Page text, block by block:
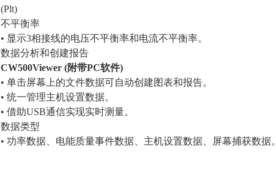
(Plt)
不平衡率
• 显示3相接线的电压不平衡率和电流不平衡率。
数据分析和创建报告
CW500Viewer (附带PC软件)
• 单击屏幕上的文件数据可自动创建图表和报告。
• 统一管理主机设置数据。
• 借助USB通信实现实时测量。
数据类型
• 功率数据、电能质量事件数据、主机设置数据、屏幕捕获数据。